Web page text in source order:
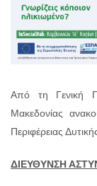
Από τη Γενική
Μακεδονίας
Περιφέρειας
ΔΙΕΥΘΥΝΣΗ